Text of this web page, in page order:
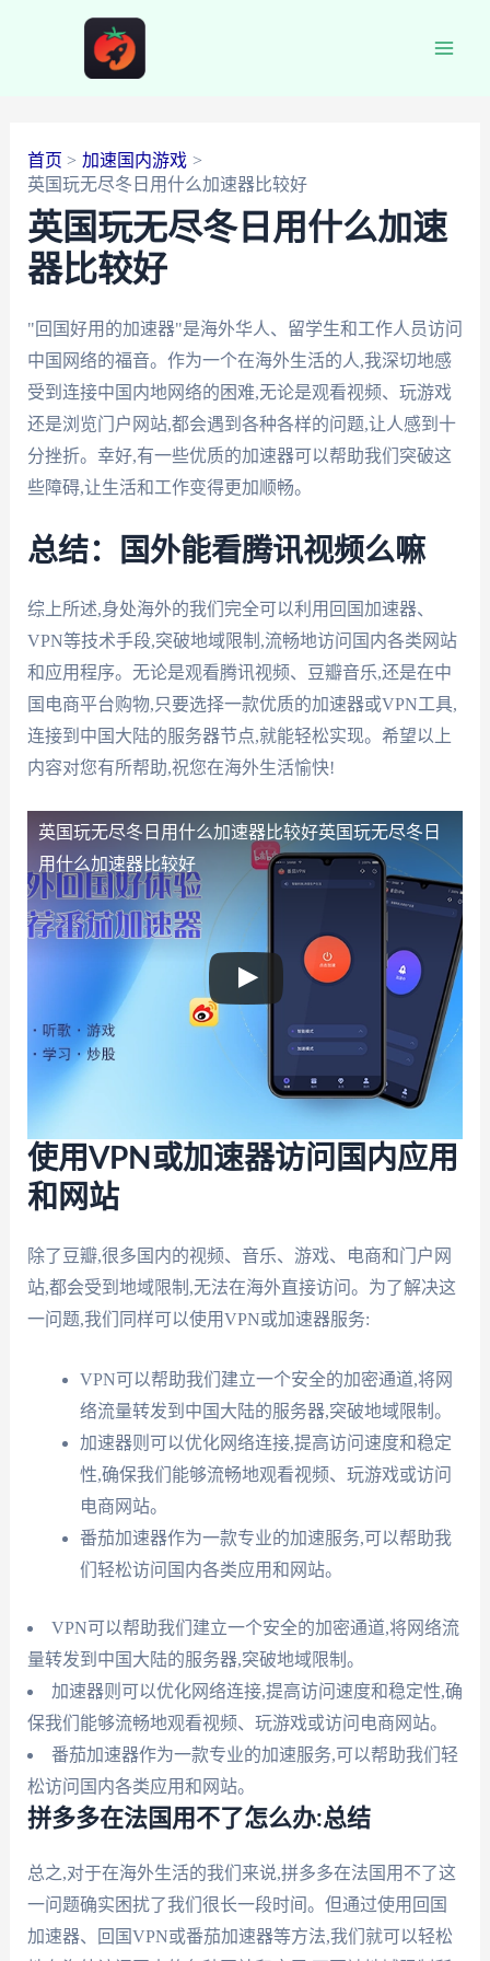
首页
加速国内游戏
英国玩无尽冬日用什么加速器比较好
英国玩无尽冬日用什么加速
器比较好
"回国好用的加速器"是海外华人、留学生和工作人员访问
中国网络的福音。作为一个在海外生活的人,我深切地感
受到连接中国内地网络的困难,无论是观看视频、玩游戏
还是浏览门户网站,都会遇到各种各样的问题,让人感到十
分挫折。幸好,有一些优质的加速器可以帮助我们突破这
些障碍,让生活和工作变得更加顺畅。
总结：国外能看腾讯视频么嘛
综上所述,身处海外的我们完全可以利用回国加速器、
VPN等技术手段,突破地域限制,流畅地访问国内各类网站
和应用程序。无论是观看腾讯视频、豆瓣音乐,还是在中
国电商平台购物,只要选择一款优质的加速器或VPN工具,
连接到中国大陆的服务器节点,就能轻松实现。希望以上
内容对您有所帮助,祝您在海外生活愉快!
英国玩无尽冬日用什么加速器比较好英国玩无尽冬日
用什么加速器比较好
使用VPN或加速器访问国内应用
和网站
除了豆瓣,很多国内的视频、音乐、游戏、电商和门户网
站,都会受到地域限制,无法在海外直接访问。为了解决这
一问题,我们同样可以使用VPN或加速器服务:
VPN可以帮助我们建立一个安全的加密通道,将网
络流量转发到中国大陆的服务器,突破地域限制。
加速器则可以优化网络连接,提高访问速度和稳定
性,确保我们能够流畅地观看视频、玩游戏或访问
电商网站。
番茄加速器作为一款专业的加速服务,可以帮助我
们轻松访问国内各类应用和网站。
VPN可以帮助我们建立一个安全的加密通道,将网络流
量转发到中国大陆的服务器,突破地域限制。
加速器则可以优化网络连接,提高访问速度和稳定性,确
保我们能够流畅地观看视频、玩游戏或访问电商网站。
番茄加速器作为一款专业的加速服务,可以帮助我们轻
松访问国内各类应用和网站。
拼多多在法国用不了怎么办:总结
总之,对于在海外生活的我们来说,拼多多在法国用不了这
一问题确实困扰了我们很长一段时间。但通过使用回国
加速器、回国VPN或番茄加速器等方法,我们就可以轻松